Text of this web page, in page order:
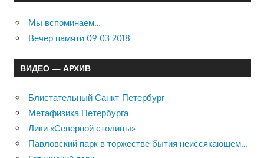
Мы вспоминаем…
Вечер памяти 09.03.2018
ВИДЕО — АРХИВ
Блистательный Санкт-Петербург
Метафизика Петербурга
Лики «Северной столицы»
Павловский парк в торжестве бытия неиссякающем…